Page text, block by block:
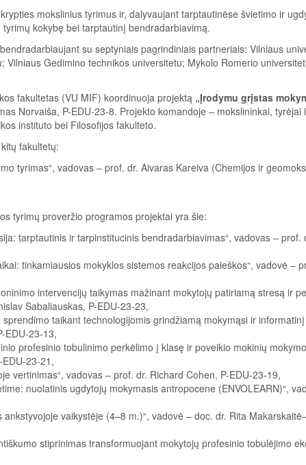
mokslinius tyrimus ir, dalyvaujant tarptautinėse švietimo ir
kokybę bei tarptautinį bendradarbiavimą.
su septyniais pagrindiniais partneriais: Vilniaus
Vilniaus Gedimino technikos universitetu; Mykolo Romerio
fakultetas (VU MIF) koordinuoja projektą „Įrodymu grįstas
Norvaiša, P-EDU-23-8. Projekto komandoje – mokslininkai, tyrėjai
instituto bei Filosofijos fakulteto.
fakultetų:
tyrimas“, vadovas – prof. dr. Aivaras Kareiva (Chemijos ir
tyrimų proveržio programos projektai yra šie:
tarptautinis ir tarpinstitucinis bendradarbiavimas“, vadovas – prof.
tinkamiausios mokyklos sistemos reakcijos paieškos“, vadovė –
intervencijų taikymas mažinant mokytojų patiriamą stresą ir
Sabaliauskas, P-EDU-23-23,
taikant technologijomis grindžiamą mokymąsi ir
EDU-23-13,
profesinio tobulinimo perkėlimo į klasę ir poveikio mokinių
23-21,
vertinimas“, vadovas – prof. dr. Richard Cohen, P-EDU-23-19,
nuolatinis ugdytojų mokymasis antropocene (ENVOLEARN)“,
vaikystėje (4–8 m.)“, vadovė – doc. dr. Rita
stiprinimas transformuojant mokytojų profesinio tobulėjimo